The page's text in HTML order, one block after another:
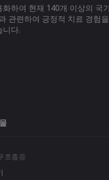
하여 현재 140개 이상의 국
관련하여 긍정적 치료 경험
다.
호흡증